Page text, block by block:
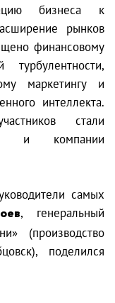
бизнеса к
рынков
финансовому
маркетингу и
интеллекта.
стали
и компании
самых
, генеральный
(производство
поделился